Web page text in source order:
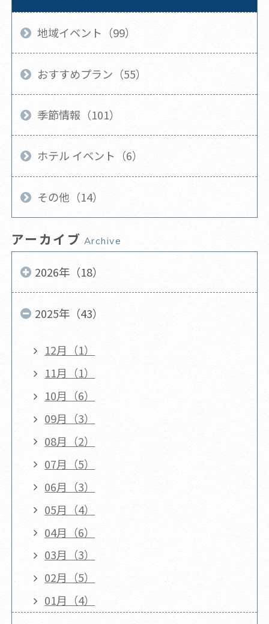
地域イベント（99）
おすすめプラン（55）
季節情報（101）
ホテル イベント（6）
その他（14）
アーカイブ Archive
2026年（18）
2025年（43）
12月（1）
11月（1）
10月（6）
09月（3）
08月（2）
07月（5）
06月（3）
05月（4）
04月（6）
03月（3）
02月（5）
01月（4）